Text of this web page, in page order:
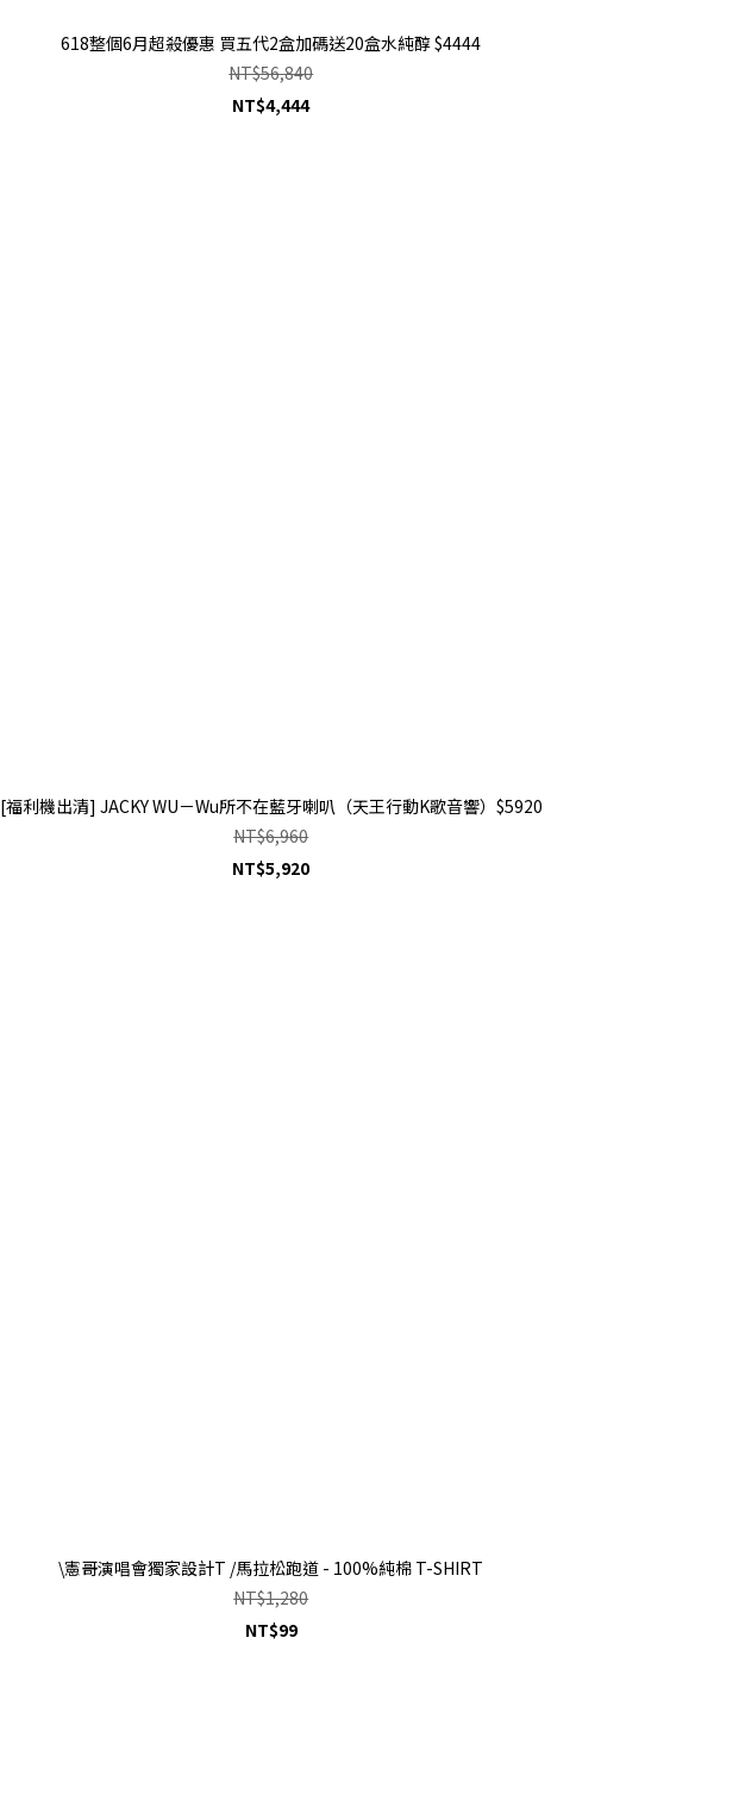
618整個6月超殺優惠 買五代2盒加碼送20盒水純醇 $4444
NT$56,840
NT$4,444
[福利機出清] JACKY WU－Wu所不在藍牙喇叭（天王行動K歌音響）$5920
NT$6,960
NT$5,920
\憲哥演唱會獨家設計T /馬拉松跑道 - 100%純棉 T-SHIRT
NT$1,280
NT$99